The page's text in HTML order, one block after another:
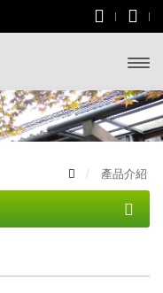
主選
產品介紹